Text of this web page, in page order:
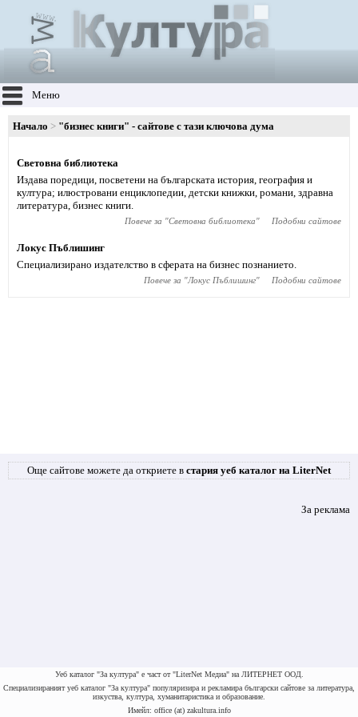
Меню
Начало "бизнес книги" - сайтове с тази ключова дума
Световна библиотека
Издава поредици, посветени на българската история, география и
култура; илюстровани енциклопедии, детски книжки, романи, здравна
литература, бизнес книги.
Повече за "Световна библиотека" Подобни сайтове
Локус Пъблишинг
Специализирано издателство в сферата на бизнес познанието.
Повече за "Локус Пъблишинг" Подобни сайтове
Още сайтове можете да откриете в стария уеб каталог на LiterNet
За реклама
Уеб каталог "За култура" е част от "LiterNet Медиа" на ЛИТЕРНЕТ ООД.
Специализираният уеб каталог "За култура" популяризира и рекламира български сайтове за литература,
изкуства, култура, хуманитаристика и образование.
Имейл: office (at) zakultura.info